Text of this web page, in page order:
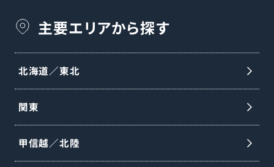
主要エリアから探す
北海道／東北
関東
甲信越／北陸